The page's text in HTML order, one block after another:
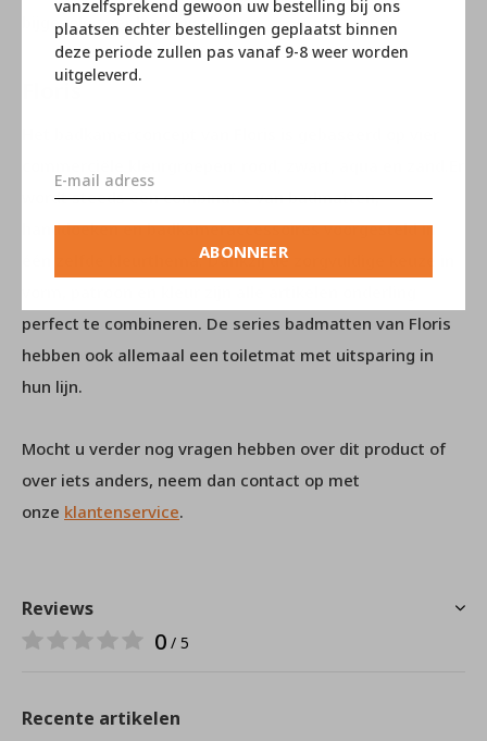
vanzelfsprekend gewoon uw bestelling bij ons
plaatsen echter bestellingen geplaatst binnen
deze periode zullen pas vanaf 9-8 weer worden
uitgeleverd.
ABONNEER
bijgevolg zeer hygiënisch is.
Floris
wordt steeds een combinatie van badmatten,
handdoeken en badkameraccessoires voorgesteld in
één zelfde kleurthema. Dankzij de zorgvuldige keuze in
perfect te combineren. De series badmatten van Floris
hebben ook allemaal een toiletmat met uitsparing in
hun lijn.
Mocht u verder nog vragen hebben over dit product of
over iets anders, neem dan contact op met
onze klantenservice.
Reviews
0 / 5
Recente artikelen